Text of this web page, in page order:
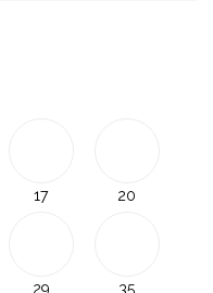
17 20
29 35